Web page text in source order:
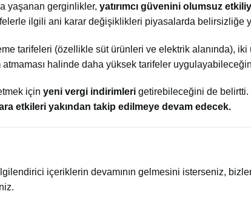
yaşanan gerginlikler, yatırımcı güvenini olumsuz
ilgili ani karar değişiklikleri piyasalarda belirsizliğe
tarifeleri (özellikle süt ürünleri ve elektrik alanında), iki
atmaması halinde daha yüksek tarifeler
için yeni vergi indirimleri getirebileceğini de belirtti.
etkileri yakından takip edilmeye devam edecek.
içeriklerin devamının gelmesini isterseniz,